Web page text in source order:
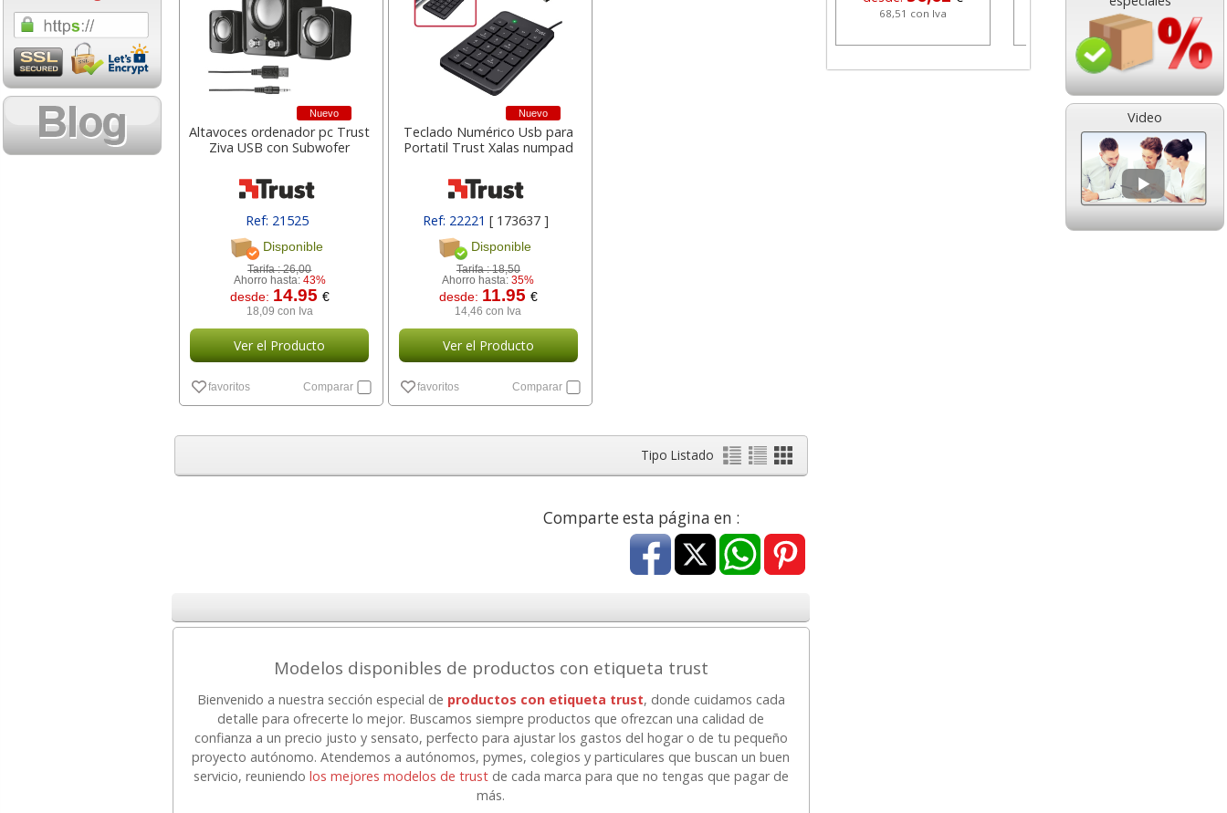
Video
Nuevo
Altavoces ordenador pc Trust
Ziva USB con Subwofer
Ref: 21525
Disponible
Tarifa :26,00
Ahorro hasta: 43%
desde: 14.95 €
18,09 con Iva
Ver el Producto
favoritos Comparar
Nuevo
Teclado Numérico Usb para
Portatil Trust Xalas numpad
Ref: 22221 [ 173637 ]
Disponible
Tarifa :18,50
Ahorro hasta:35%
desde: 11.95 €
14,46 con Iva
Ver el Producto
favoritos Comparar
Tipo Listado
Comparte esta página en :
Modelos disponibles de productos con etiqueta trust
Bienvenido a nuestra sección especial de productos con etiqueta trust, donde cuidamos cada
detalle para ofrecerte lo mejor. Buscamos siempre productos que ofrezcan una calidad de
confianza a un precio justo y sensato, perfecto para ajustar los gastos del hogar o de tu pequeño
proyecto autónomo. Atendemos a autónomos, pymes, colegios y particulares que buscan un buen
servicio, reuniendo los mejores modelos de trustde cada marca para que no tengas que pagar de
más.
1,08 con Iva 18,02 con Iva 68,51 con Iva 1,08 con Iva
Cartucho HP 304 - 302
€
17,99 con Iva
Cartucho HP 304XL -
45,82 con Iva
HP 950XL - Cartucho
para Officejet Pro 8600
desde:
68,51 con Iva
Negro, original